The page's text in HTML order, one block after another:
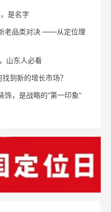
是名字
老品类对决 ——从定位理
山东人必看
到新的增长市场？
，是战略的“第一印象”